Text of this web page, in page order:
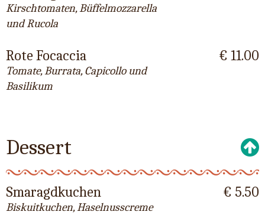
Kirschtomaten, Büffelmozzarella
und Rucola
Rote Focaccia
Tomate, Burrata, Capicollo und
Basilikum
€ 11.00
Dessert
Smaragdkuchen
Biskuitkuchen, Haselnusscreme
€ 5.50